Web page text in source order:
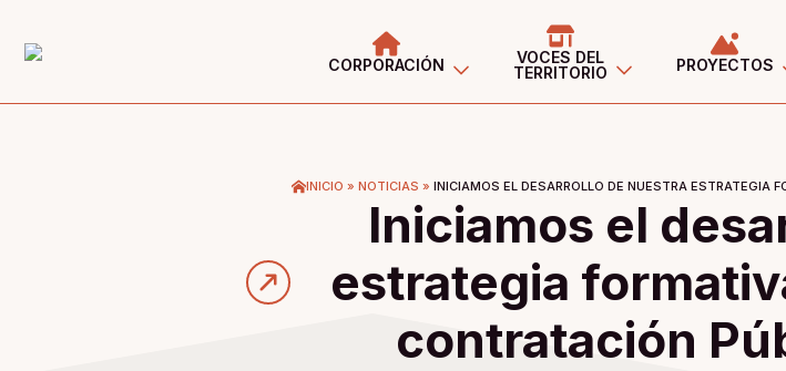
CORPORACIÓN
VOCES DEL
TERRITORIO
PROYECTOS
INICIO » NOTICIAS » INICIAMOS EL DESARROLLO DE NUESTRA ESTRATEGIA
Iniciamos el
estrategia
contratación